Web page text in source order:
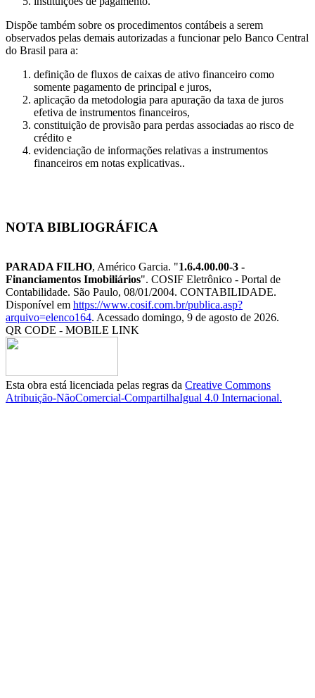
Dispõe também sobre os procedimentos contábeis a serem
observados pelas demais autorizadas a funcionar pelo Banco Central
do Brasil para a:
definição de fluxos de caixas de ativo financeiro como
somente pagamento de principal e juros,
aplicação da metodologia para apuração da taxa de juros
efetiva de instrumentos financeiros,
constituição de provisão para perdas associadas ao risco de
crédito e
evidenciação de informações relativas a instrumentos
financeiros em notas explicativas..
NOTA BIBLIOGRÁFICA
PARADA FILHO, Américo Garcia. "1.6.4.00.00-3 -
Financiamentos Imobiliários". COSIF Eletrônico - Portal de
Contabilidade. São Paulo, 08/01/2004. CONTABILIDADE.
Disponível em https://www.cosif.com.br/publica.asp?
arquivo=elenco164. Acessado domingo, 9 de agosto de 2026.
QR CODE - MOBILE LINK
Esta obra está licenciada pelas regras da Creative Commons
Atribuição-NãoComercial-CompartilhaIgual 4.0 Internacional.